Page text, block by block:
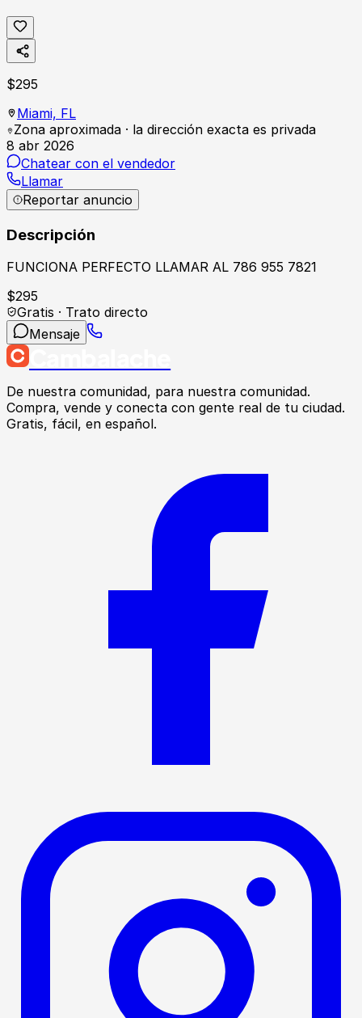
$295
Miami, FL
Zona aproximada · la dirección exacta es privada
8 abr 2026
Chatear con el vendedor
Llamar
Reportar anuncio
Descripción
FUNCIONA PERFECTO LLAMAR AL 786 955 7821
$295
Gratis · Trato directo
Mensaje
De nuestra comunidad, para nuestra comunidad.
Compra, vende y conecta con gente real de tu ciudad.
Gratis, fácil, en español.